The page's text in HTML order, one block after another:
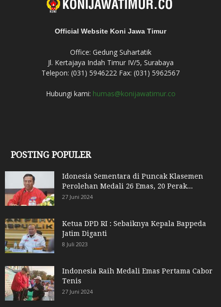
Official Website Koni Jawa Timur
Office: Gedung Suhartatik
Jl. Kertajaya Indah Timur IV/5, Surabaya
Telepon: (031) 5946222 Fax: (031) 5962567
Hubungi kami: humas@konijawatimur.co
POSTING POPULER
Idonesia Sementara di Puncak Klasemen
Perolehan Medali 26 Emas, 20 Perak...
27 Juni 2024
Ketua DPD RI : Sebaiknya Kepala Bappeda
Jatim Diganti
8 Juli 2023
Indonesia Raih Medali Emas Pertama Cabor
Tenis
27 Juni 2024